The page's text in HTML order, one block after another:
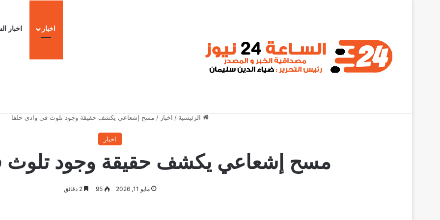
اخبار اخبار
الرئيسية / اخبار / مسح إشعاعي يكشف حقيقة وجود تلوث في وادي حلفا
اخبار
مسح إشعاعي يكشف حقيقة وجود تلوث
مايو 11, 2026 95